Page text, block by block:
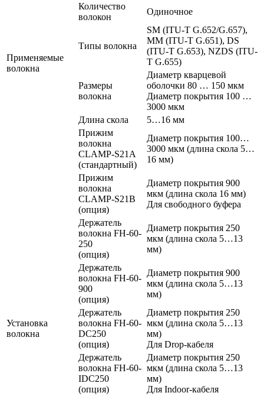
Применяемые
волокна
Количество
волокон
Одиночное
Типы волокна
SM (ITU-T G.652/G.657),
MM (ITU-T G.651), DS
(ITU-T G.653), NZDS (ITU-
T G.655)
Размеры
волокна
Диаметр кварцевой
оболочки 80 … 150 мкм
Диаметр покрытия 100 …
3000 мкм
Длина скола
5…16 мм
Установка
волокна
Прижим
волокна
CLAMP-S21A
(стандартный)
Диаметр покрытия 100…
3000 мкм (длина скола 5…
16 мм)
Прижим
волокна
CLAMP-S21B
(опция)
Диаметр покрытия 900
мкм (длина скола 16 мм)
Для свободного буфера
Держатель
волокна FH-60-
250
(опция)
Диаметр покрытия 250
мкм (длина скола 5…13
мм)
Держатель
волокна FH-60-
900
(опция)
Диаметр покрытия 900
мкм (длина скола 5…13
мм)
Держатель
волокна FH-60-
DC250
(опция)
Диаметр покрытия 250
мкм (длина скола 5…13
мм)
Для Drop-кабеля
Держатель
волокна FH-60-
IDC250
(опция)
Диаметр покрытия 250
мкм (длина скола 5…13
мм)
Для Indoor-кабеля